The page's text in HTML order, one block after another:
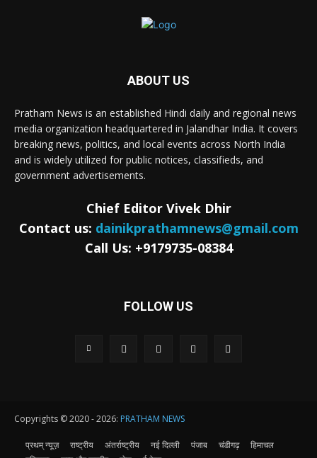
ABOUT US
Pratham News is an established Hindi daily and regional news
media organization headquartered in Jalandhar India. It covers
breaking news, politics, and local events across North India
and is widely utilized for public notices, classifieds, and
government advertisements.
Chief Editor Vivek Dhir
Contact us: dainikprathamnews@gmail.com
Call Us: +9179735-08384
FOLLOW US
Copyrights © 2020 - 2026: PRATHAM NEWS
प्रथम् न्यूज़ राष्ट्रीय अंतर्राष्ट्रीय नई दिल्ली पंजाब चंडीगढ़
हिमाचल